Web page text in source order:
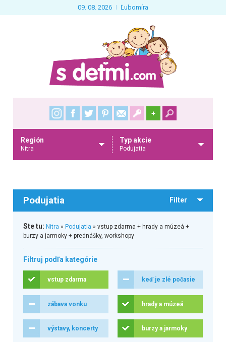
09. 08. 2026 Ľubomíra
+
Región
Nitra
Typ akcie
Podujatia
Podujatia Filter
Ste tu: Nitra » Podujatia » vstup zdarma + hrady a múzeá +
burzy a jarmoky + prednášky, workshopy
Filtruj podľa kategórie
vstup zdarma keď je zlé počasie
zábava vonku hrady a múzeá
výstavy, koncerty burzy a jarmoky